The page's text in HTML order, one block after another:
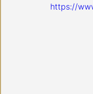
https://